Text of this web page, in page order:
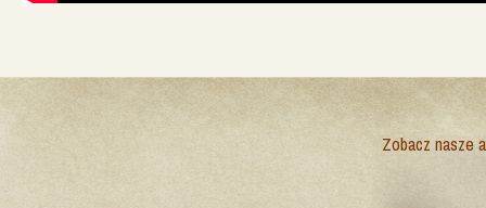
Zobacz nasze